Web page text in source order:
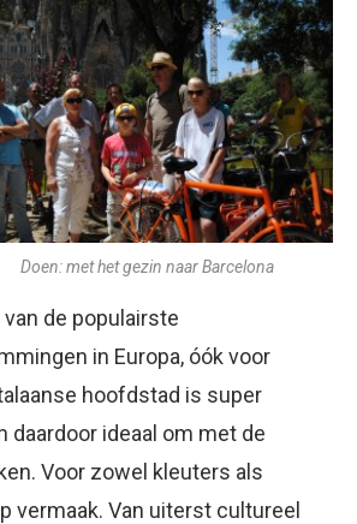
Doen: met het gezin naar Barcelona
de populairste
in Europa, óók voor
hoofdstad is super
daardoor ideaal om met de
Voor zowel kleuters als
vermaak. Van uiterst cultureel